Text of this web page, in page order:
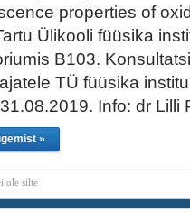
properties of
Ülikooli füüsika
B103.
TÜ füüsika
Info: dr
»
ole silte